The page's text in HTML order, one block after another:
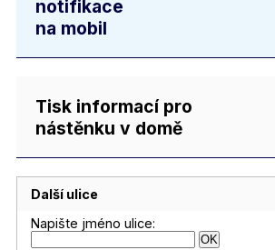
notifikace
na mobil
Tisk informací pro
nástěnku v domě
Další ulice
Napište jméno ulice: